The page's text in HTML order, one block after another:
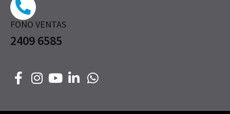
FONO VENTAS
2409 6585